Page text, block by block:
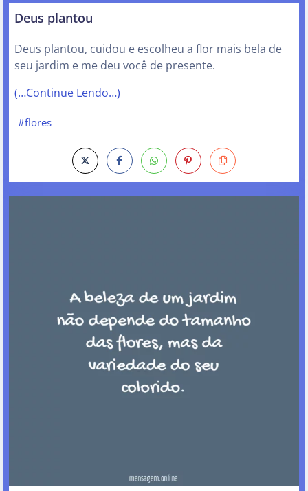
Deus plantou
Deus plantou, cuidou e escolheu a flor mais bela de
seu jardim e me deu você de presente.
(…Continue Lendo…)
#flores